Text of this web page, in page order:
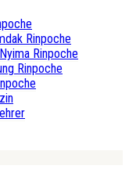
Rinpoche
Rinpoche
Rinpoche